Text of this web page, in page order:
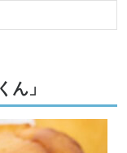
ん」